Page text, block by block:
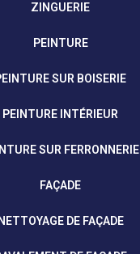
ZINGUERIE
PEINTURE
SUR BOISERIE
PEINTURE INTÉRIEUR
SUR FERRONNERIE
FAÇADE
NETTOYAGE DE FAÇADE